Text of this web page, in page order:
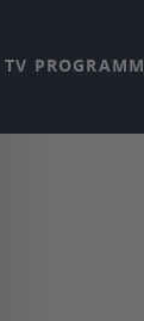
TV PROGRAMM